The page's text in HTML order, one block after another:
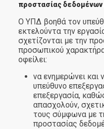
προστασίας
Ο ΥΠΔ βοηθά τον
εκτελούντα την
σχετίζονται με την
προσωπικού
οφείλει:
να ενημερώνει και
υπεύθυνο
επεξεργασία,
απασχολούν,
τους σύμφωνα με
προστασίας